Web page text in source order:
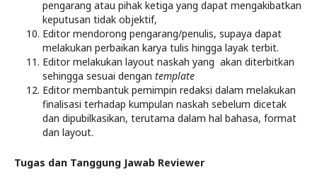
pengarang atau pihak ketiga yang dapat mengakibatkan
keputusan tidak objektif,
Editor mendorong pengarang/penulis, supaya dapat
melakukan perbaikan karya tulis hingga layak terbit.
Editor melakukan layout naskah yang akan diterbitkan
sehingga sesuai dengan template
Editor membantuk pemimpin redaksi dalam melakukan
finalisasi terhadap kumpulan naskah sebelum dicetak
dan dipubilkasikan, terutama dalam hal bahasa, format
dan layout.
Tugas dan Tanggung Jawab Reviewer